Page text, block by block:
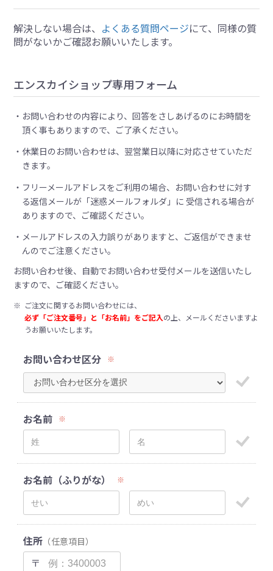
解決しない場合は、 よくある質問ページにて、同様の質
問がないかご確認お願いいたします。
エンスカイショップ専用フォーム
お問い合わせの内容により、回答をさしあげるのにお時間を
頂く事もありますので、ご了承ください。
休業日のお問い合わせは、翌営業日以降に対応させていただ
きます。
フリーメールアドレスをご利用の場合、お問い合わせに対す
る返信メールが「迷惑メールフォルダ」に 受信される場合が
ありますので、ご確認ください。
メールアドレスの入力誤りがありますと、ご返信ができませ
んのでご注意ください。
お問い合わせ後、自動でお問い合わせ受付メールを送信いたし
ますので、ご確認ください。
※ ご注文に関するお問い合わせには、
必ず「ご注文番号」と「お名前」をご記入の上、メールくださいますよ
うお願いいたします。
お問い合わせ区分 ※
お名前 ※
お名前（ふりがな） ※
住所 （任意項目）
〒